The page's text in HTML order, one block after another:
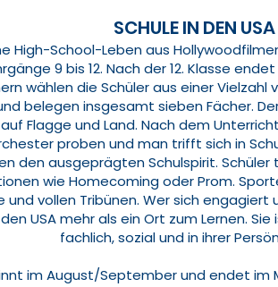
SCHULE IN DEN USA
High-School-Leben aus
9 bis 12. Nach der 12. Klasse
wählen die Schüler aus einer Vielzahl
belegen insgesamt sieben Fächer.
Flagge und Land. Nach dem
proben und man trifft sich in
den ausgeprägten Schulspirit. Schüler
wie Homecoming oder Prom.
und vollen Tribünen. Wer sich
USA mehr als ein Ort zum Lernen.
fachlich, sozial und in ihrer
im August/September und endet im